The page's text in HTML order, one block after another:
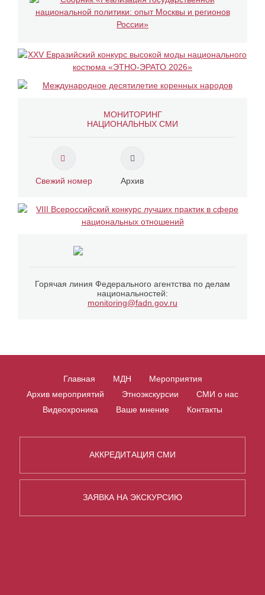
МОНИТОРИНГ
НАЦИОНАЛЬНЫХ СМИ
Свежий номер Архив
Горячая линия Федерального агентства по делам
национальностей:
monitoring@fadn.gov.ru
Главная МДН
Мероприятия
Архив мероприятий
Этноэкскурсии
СМИ о нас
Видеохроника
Ваше мнение Контакты
АККРЕДИТАЦИЯ СМИ
ЗАЯВКА НА ЭКСКУРСИЮ